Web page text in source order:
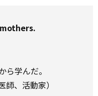
学んだ。
、活動家）